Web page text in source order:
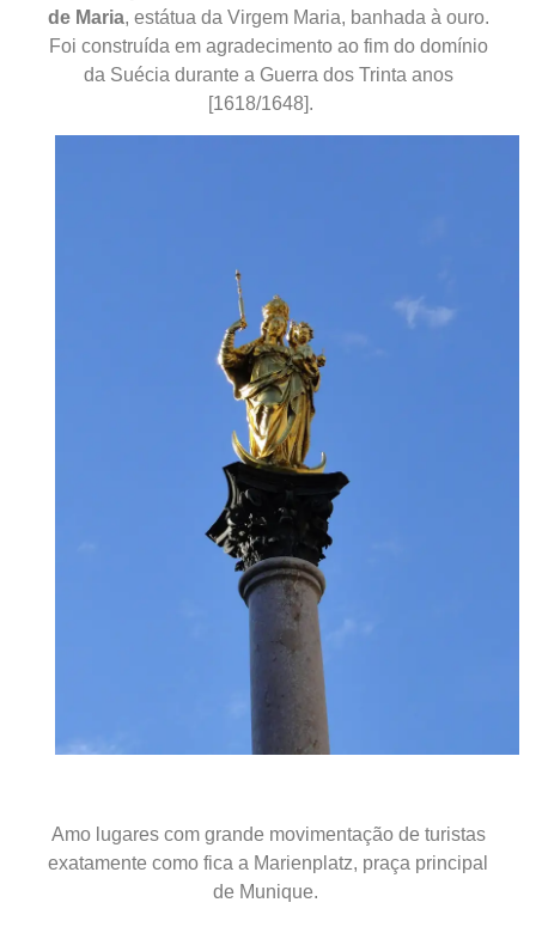
de Maria, estátua da Virgem Maria, banhada à ouro.
Foi construída em agradecimento aofim do domínio
da Suécia durante a Guerra dos Trinta anos
[1618/1648].
Amo lugares com grande movimentação de turistas
exatamente como fica a Marienplatz, praça principal
de Munique.